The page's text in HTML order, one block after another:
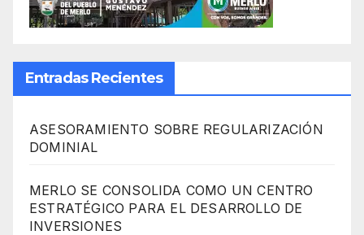
Entradas Recientes
ASESORAMIENTO SOBRE REGULARIZACIÓN
DOMINIAL
MERLO SE CONSOLIDA COMO UN CENTRO
ESTRATÉGICO PARA EL DESARROLLO DE
INVERSIONES